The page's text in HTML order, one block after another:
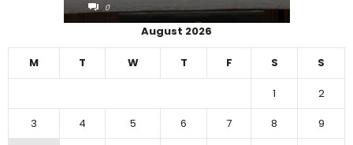
0
August 2026
M T W T F S S
1
2
3
4 5 6 7 8
9